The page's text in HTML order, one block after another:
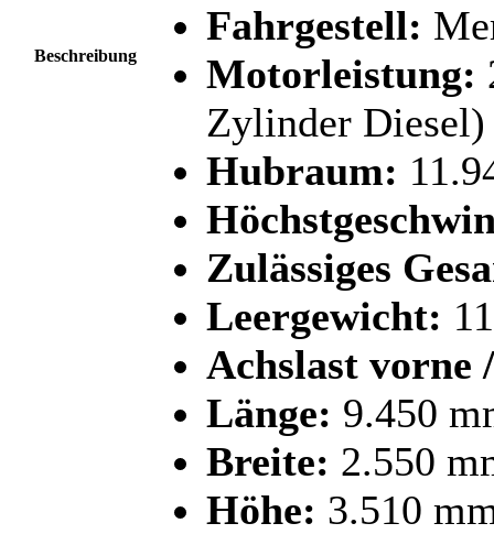
Beschreibung
Fahrgestell:
Motorleistung:
Zylinder Diesel)
Hubraum:
Zulässiges
Leergewicht:
Achslast vorne
Länge: 9.450
Breite: 2.550
Höhe: 3.510